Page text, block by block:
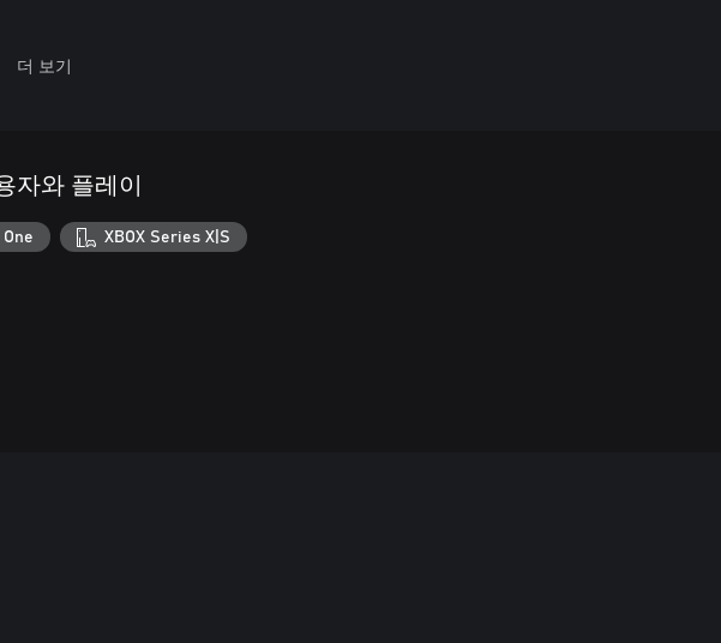
더 보기
자와 플레이
One XBOX Series X|S